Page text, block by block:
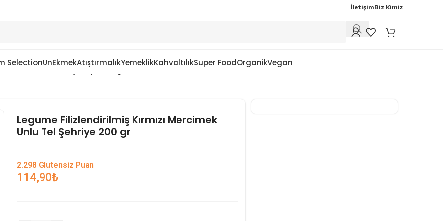
İletişimBiz Kimiz
SelectionUnEkmekAtıştırmalıkYemeklikKahvaltılıkSuper FoodOrganikVegan
Legume Filizlendirilmiş Kırmızı Mercimek
Unlu Tel Şehriye 200 gr
2.298 Glutensiz Puan
114,90₺